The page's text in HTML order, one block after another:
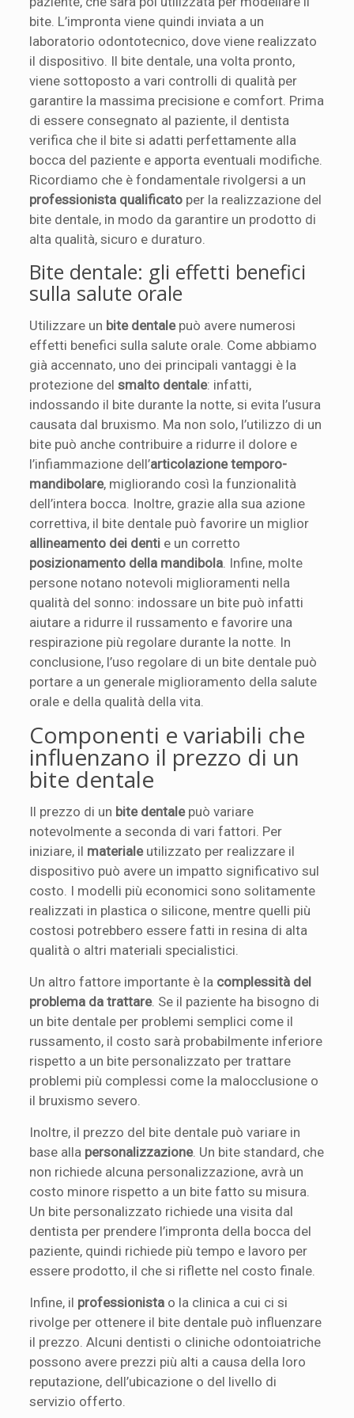
bite. L’impronta viene quindi inviata a un
laboratorio odontotecnico, dove viene realizzato
il dispositivo. Il bite dentale, una volta pronto,
viene sottoposto a vari controlli di qualità per
garantire la massima precisione e comfort. Prima
di essere consegnato al paziente, il dentista
verifica che il bite si adatti perfettamente alla
bocca del paziente e apporta eventuali modifiche.
Ricordiamo che è fondamentale rivolgersi a un
professionista qualificato per la realizzazione del
bite dentale, in modo da garantire un prodotto di
alta qualità, sicuro e duraturo.
Bite dentale: gli effetti benefici
sulla salute orale
Utilizzare un bite dentalepuò avere numerosi
effetti benefici sulla salute orale. Come abbiamo
già accennato, uno dei principali vantaggi è la
protezione delsmalto dentale: infatti,
indossando il bite durante la notte, si evita l’usura
causata dal bruxismo. Ma non solo, l’utilizzo di un
bite può anche contribuire a ridurre il dolore e
l’infiammazione dell’articolazione temporo-
mandibolare, migliorando così la funzionalità
dell’intera bocca. Inoltre, grazie alla sua azione
correttiva, il bite dentale può favorire un miglior
allineamento dei denti e un corretto
posizionamento della mandibola . Infine, molte
persone notano notevoli miglioramenti nella
qualità del sonno: indossare un bite può infatti
aiutare a ridurre il russamento e favorire una
respirazione più regolare durante la notte. In
conclusione, l’uso regolare di un bite dentale può
portare a un generale miglioramento della salute
orale e della qualità della vita.
Componenti e variabili che
influenzano il prezzo di un
bite dentale
Il prezzo di un bite dentalepuò variare
notevolmente a seconda di vari fattori. Per
iniziare, il materialeutilizzato per realizzare il
dispositivo può avere un impatto significativo sul
costo. I modelli più economici sono solitamente
realizzati in plastica o silicone, mentre quelli più
costosi potrebbero essere fatti in resina di alta
qualità o altri materiali specialistici.
Un altro fattore importante è la complessità del
problema da trattare. Se il paziente ha bisogno di
un bite dentale per problemi semplici come il
russamento, il costo sarà probabilmente inferiore
rispetto a un bite personalizzato per trattare
problemi più complessi come la malocclusione o
il bruxismo severo.
Inoltre, il prezzo del bite dentale può variare in
base alla personalizzazione. Un bite standard, che
non richiede alcuna personalizzazione, avrà un
costo minore rispetto a un bite fatto su misura.
Un bite personalizzato richiede una visita dal
dentista per prendere l’impronta della bocca del
paziente, quindi richiede più tempo e lavoro per
essere prodotto, il che si riflette nel costo finale.
Infine, il professionista o la clinica a cui ci si
rivolge per ottenere il bite dentale può influenzare
il prezzo. Alcuni dentisti o cliniche odontoiatriche
possono avere prezzi più alti a causa della loro
reputazione, dell’ubicazione o del livello di
servizio offerto.